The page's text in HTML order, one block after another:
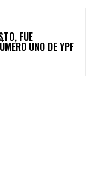
FUE
UNO DE YPF